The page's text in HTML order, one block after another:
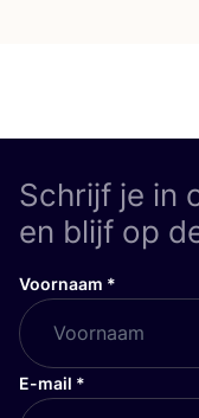
Schrijf je in
en blijf op
Voornaam *
E-mail *